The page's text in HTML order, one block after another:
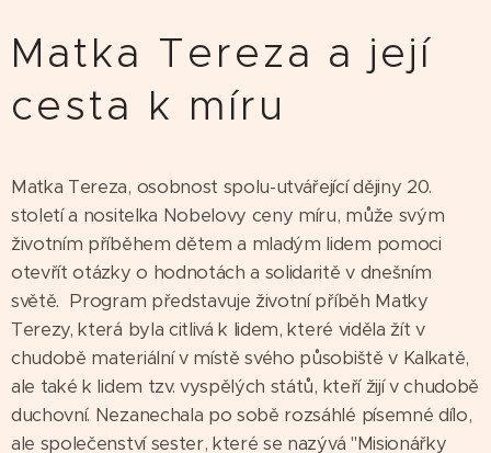
Matka Tereza a její
cesta k míru
Matka Tereza, osobnost spolu-utvářející dějiny 20.
století a nositelka Nobelovy ceny míru, může svým
životním příběhem dětem a mladým lidem pomoci
otevřít otázky o hodnotách a solidaritě v dnešním
světě. Program představuje životní příběh Matky
Terezy, která byla citlivá k lidem, které viděla žít v
chudobě materiální v místě svého působiště v Kalkatě,
ale také k lidem tzv. vyspělých států, kteří žijí v chudobě
duchovní. Nezanechala po sobě rozsáhlé písemné dílo,
ale společenství sester, které se nazývá "Misionářky